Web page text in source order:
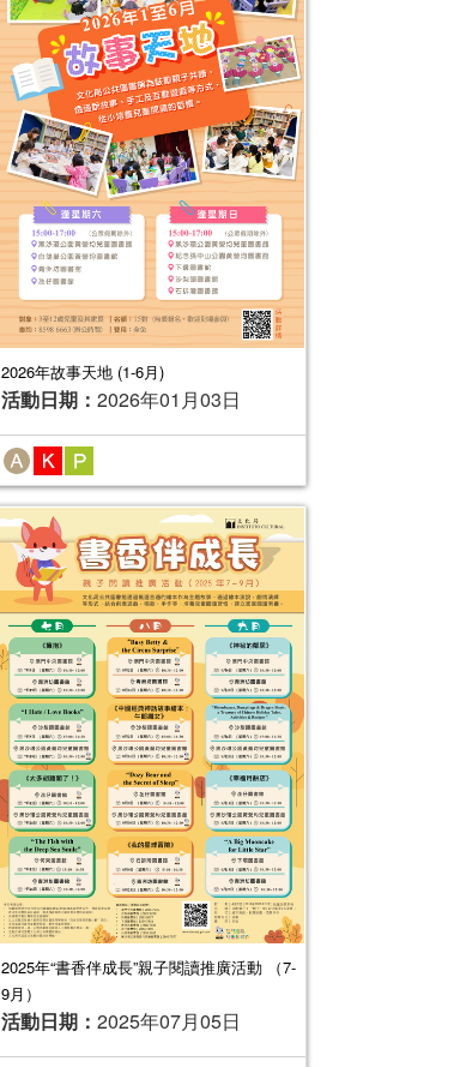
2026年故事天地 (1-6月)
活動日期： 2026年01月03日
2025年“書香伴成長”親子閱讀推廣活動 （7-
9月）
活動日期： 2025年07月05日